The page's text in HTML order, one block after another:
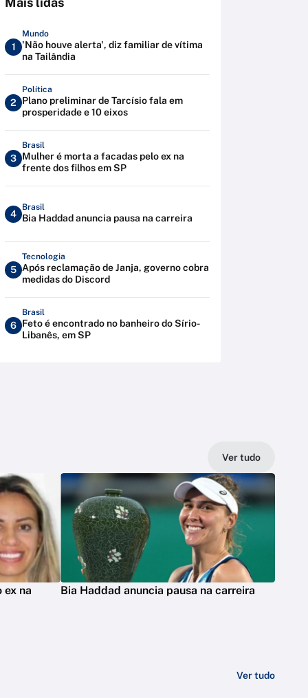
1
Mundo
'Não houve alerta', diz familiar de vítima
na Tailândia
2
Política
Plano preliminar de Tarcísio fala em
prosperidade e 10 eixos
3
Brasil
Mulher é morta a facadas pelo ex na
frente dos filhos em SP
4
Brasil
Bia Haddad anuncia pausa na carreira
5
Tecnologia
Após reclamação de Janja, governo cobra
medidas do Discord
6
Brasil
Feto é encontrado no banheiro do Sírio-
Libanês, em SP
Ver tudo
ex na
Bia Haddad anuncia pausa na carreira
Ver tudo